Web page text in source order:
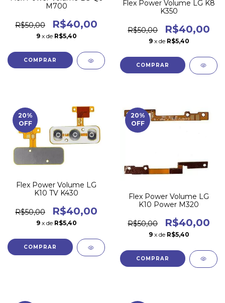
M700
R$50,00 R$40,00
9 x de R$5,40
Flex Power Volume LG K8
K350
R$50,00 R$40,00
9 x de R$5,40
20%
OFF
Flex Power Volume LG
K10 TV K430
R$50,00 R$40,00
9 x de R$5,40
20%
OFF
Flex Power Volume LG
K10 Power M320
R$50,00 R$40,00
9 x de R$5,40